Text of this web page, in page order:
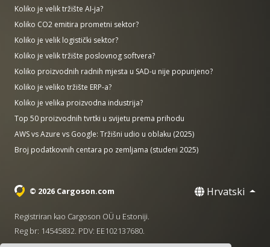
Koliko je velik tržište AI-ja?
Koliko CO2 emitira prometni sektor?
Koliko je velik logistički sektor?
Koliko je velik tržište poslovnog softvera?
Koliko proizvodnih radnih mjesta u SAD-u nije popunjeno?
Koliko je veliko tržište ERP-a?
Koliko je velika proizvodna industrija?
Top 50 proizvodnih tvrtki u svijetu prema prihodu
AWS vs Azure vs Google: Tržišni udio u oblaku (2025)
Broj podatkovnih centara po zemljama (studeni 2025)
© 2026 Cargoson.com Hrvatski
Registriran kao Cargoson OÜ u Estoniji.
Reg br: 14545832. PDV: EE102137680.